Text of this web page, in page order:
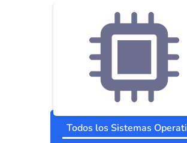
Todos los Sistemas